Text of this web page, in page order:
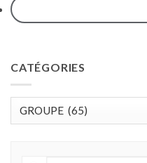
CATÉGORIES
Catégories